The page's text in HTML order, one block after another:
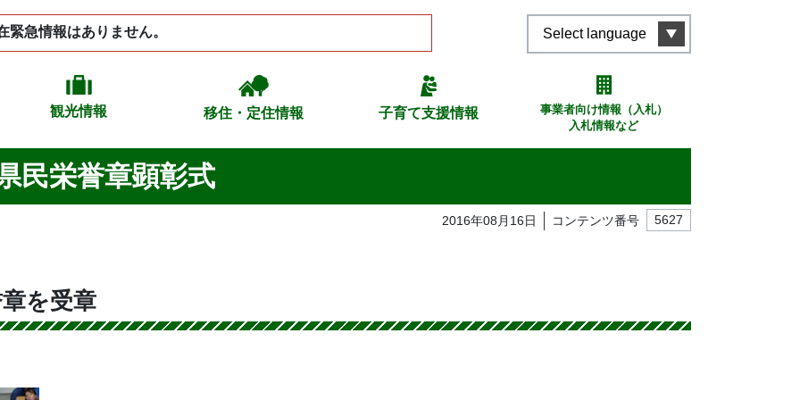
緊急情報はありません。
Select language
観光情報 移住・定住情報 子育て支援情報
事業者向け情報（入札）
入札情報など
民栄誉章顕彰式
2016年08月16日 コンテンツ番号 5627
を受章